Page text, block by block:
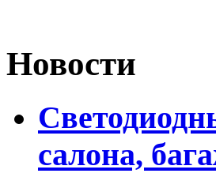
Новости
салона,